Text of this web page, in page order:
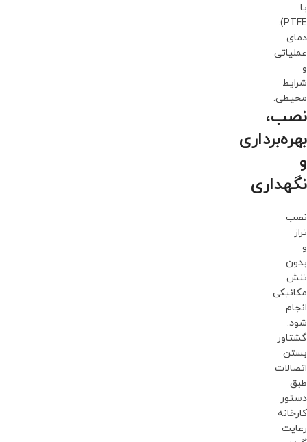
یا
PTFE).
دمای
عملیاتی
و
شرایط
محیطی.
نصب،
بهره‌برداری
و
نگهداری
نصب
تراز
و
بدون
تنش
مکانیکی
انجام
شود.
گشتاور
بستن
اتصالات
طبق
دستور
کارخانه
رعایت